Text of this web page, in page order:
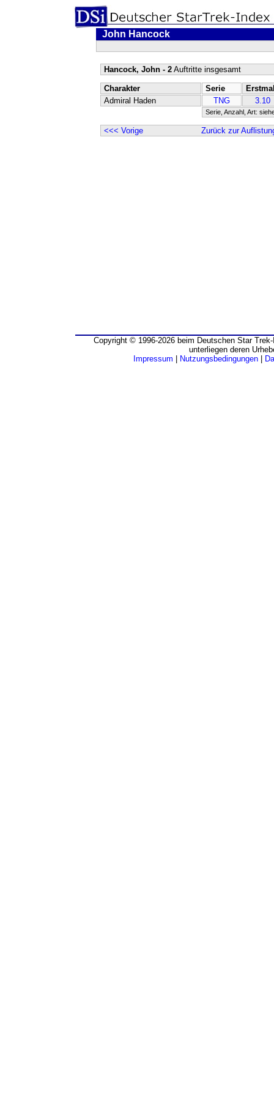
John Hancock
Hancock, John - 2Auftritte insgesamt
Charakter Serie
Admiral Haden
TNG 3.10
Serie, Anzahl, Art:
<<< Vorige Zurück zur
Copyright © 1996-2026 beim Deutschen Star
unterliegen deren
Impressum
Nutzungsbedingungen